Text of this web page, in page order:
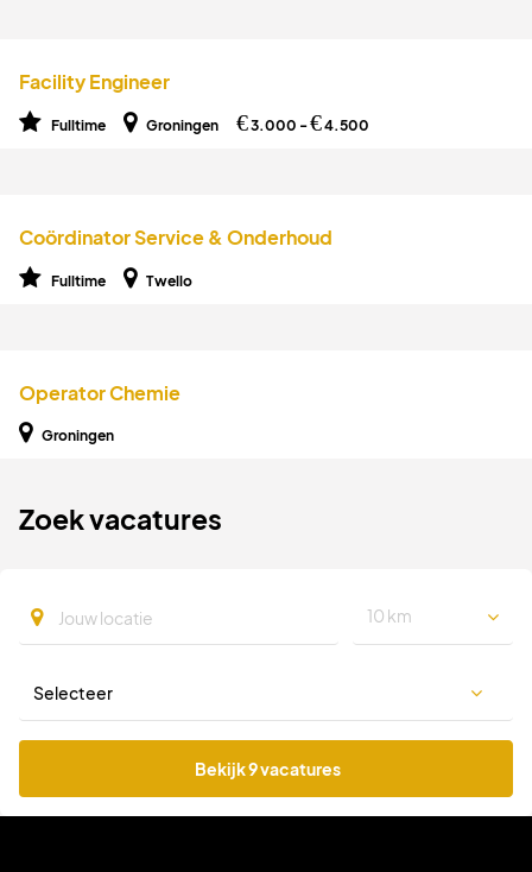
Facility Engineer
Fulltime Groningen €3.000 -€4.500
Coördinator Service & Onderhoud
Fulltime Twello
Operator Chemie
Groningen
Zoek vacatures
10 km
Bekijk 9 vacatures